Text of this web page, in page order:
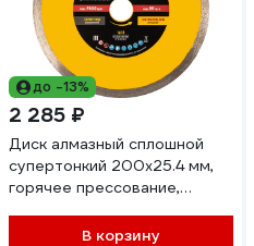
до -13%
2 285 ₽
Диск алмазный сплошной
супертонкий 200x25.4 мм,
горячее прессование,
В корзину